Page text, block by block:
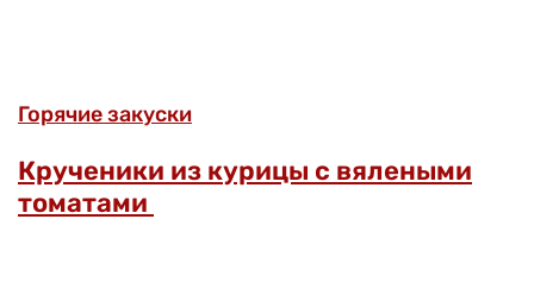
Горячие закуски
Крученики из курицы с вялеными
томатами